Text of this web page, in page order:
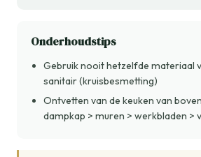
Onderhoudstips
Gebruik nooit hetzelfde materiaal
sanitair (kruisbesmetting)
Ontvetten van de keuken van
dampkap > muren > werkbladen >